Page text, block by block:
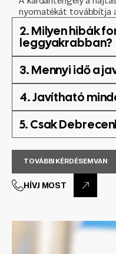
nyomatékát továbbítja
2. Milyen hibák
leggyakrabban?
3. Mennyi idő a
4. Javítható
5. Csak
TOVÁBBI KÉRDÉSEM VAN
HÍVJ MOST